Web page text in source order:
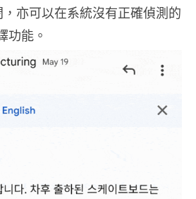
亦可以在系統沒有正確偵測的
功能。